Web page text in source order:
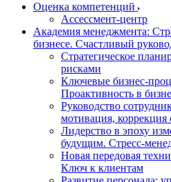
Оценка компетенций
Ассессмент-центр
Академия менеджмента:
бизнесе. Счастливый
Стратегическое
рисками
Ключевые бизнес-
Проактивность в
Руководство
мотивация, коррекция
Лидерство в эпоху
будущим. Стресс-
Новая передовая
Ключ к клиентам